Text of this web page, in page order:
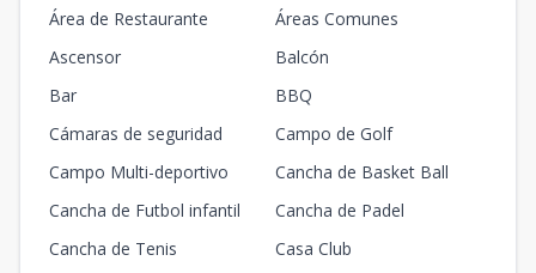
Área de Restaurante
Áreas Comunes
Ascensor
Balcón
Bar
BBQ
Cámaras de seguridad
Campo de Golf
Campo Multi-deportivo
Cancha de Basket Ball
Cancha de Futbol infantil
Cancha de Padel
Cancha de Tenis
Casa Club